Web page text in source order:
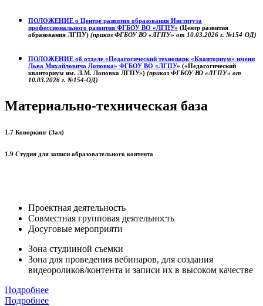
ПОЛОЖЕНИЕ о Центре развития образования Института
профессионального развития ФГБОУ ВО «ЛГПУ» (Центр развития
образования ЛГПУ) (приказ ФГБОУ ВО «ЛГПУ» от 10.03.2026 г. №154-ОД)
ПОЛОЖЕНИЕ об отделе «Педагогический технопарк «Кванториум» имени
Льва Михайловича Лоповка» ФГБОУ ВО «ЛГПУ» («Педагогический
кванториум им. Л.М. Лоповка ЛГПУ») (приказ ФГБОУ ВО «ЛГПУ» от
10.03.2026 г. №154-ОД)
Материально-техническая база
1.7 Коворкинг (Зал)
1.9 Студия для записи образовательного контента
Проектная деятельность
Совместная групповая деятельность
Досуговые мероприяти
Зона студииной съемки
Зона для проведения вебинаров, для создания
видеороликов/контента и записи их в высоком качестве
Подробнее
Подробнее